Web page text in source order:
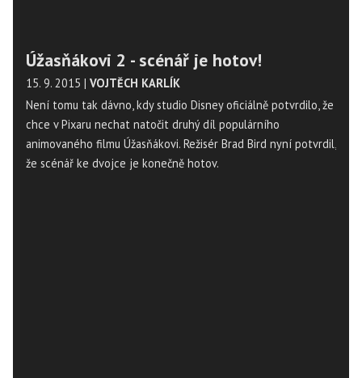
Úžasňákovi 2 - scénář je hotov!
15. 9. 2015 | VOJTĚCH KARLÍK
Není tomu tak dávno, kdy studio Disney oficiálně potvrdilo, že
chce v Pixaru nechat natočit druhý díl populárního
animovaného filmu Úžasňákovi. Režisér Brad Bird nyní potvrdil,
že scénář ke dvojce je konečně hotov.